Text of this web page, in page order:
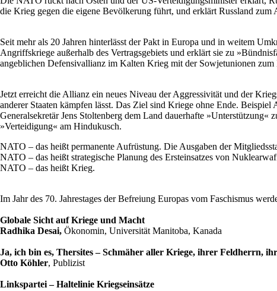
die Krieg gegen die eigene Bevölkerung führt, und erklärt Russland
Seit mehr als 20 Jahren hinterlässt der Pakt in Europa und in weitem
Angriffskriege außerhalb des Vertragsgebiets und erklärt sie zu
angeblichen Defensivallianz im Kalten Krieg mit der Sowjetunionen
Jetzt erreicht die Allianz ein neues Niveau der Aggressivität und der
anderer Staaten kämpfen lässt. Das Ziel sind Kriege ohne Ende.
Generalsekretär Jens Stoltenberg dem Land dauerhafte
»Verteidigung« am Hindukusch.
NATO – das heißt permanente Aufrüstung. Die Ausgaben der
NATO – das heißt strategische Planung des Ersteinsatzes von
NATO – das heißt Krieg.
Im Jahr des 70. Jahrestages der Befreiung Europas vom Faschismus
Globale Sicht auf Kriege und Macht
Radhika Desai, Ökonomin, Universität Manitoba, Kanada
Ja, ich bin es, Thersites – Schmäher aller Kriege, ihrer Feldherrn,
Otto Köhler, Publizist
Linkspartei – Haltelinie Kriegseinsätze